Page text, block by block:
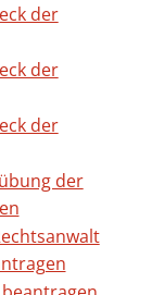
der
der
der
der